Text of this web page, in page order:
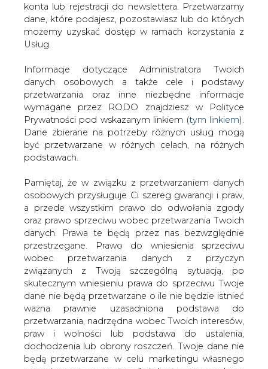
konta lub rejestracji do newslettera. Przetwarzamy
dane, które podajesz, pozostawiasz lub do których
możemy uzyskać dostęp w ramach korzystania z
Usług.
Informacje dotyczące Administratora Twoich
danych osobowych a także cele i podstawy
przetwarzania oraz inne niezbędne informacje
wymagane przez RODO znajdziesz w Polityce
Prywatności pod wskazanym linkiem (tym linkiem).
Dane zbierane na potrzeby różnych usług mogą
być przetwarzane w różnych celach, na różnych
podstawach.
Pamiętaj, że w związku z przetwarzaniem danych
osobowych przysługuje Ci szereg gwarancji i praw,
a przede wszystkim prawo do odwołania zgody
oraz prawo sprzeciwu wobec przetwarzania Twoich
danych. Prawa te będą przez nas bezwzględnie
przestrzegane. Prawo do wniesienia sprzeciwu
wobec przetwarzania danych z przyczyn
związanych z Twoją szczególną sytuacją, po
skutecznym wniesieniu prawa do sprzeciwu Twoje
dane nie będą przetwarzane o ile nie będzie istnieć
ważna prawnie uzasadniona podstawa do
przetwarzania, nadrzędna wobec Twoich interesów,
praw i wolności lub podstawa do ustalenia,
dochodzenia lub obrony roszczeń. Twoje dane nie
będą przetwarzane w celu marketingu własnego
Strona główna CIEPŁOWNICTWO
Bez chemii
trudno nawet o miliard złotych
2006-10-31 00:00
skomentuj
udostępnij:
Bez chemii trudno nawet o miliard
złotych
Skarb chce pogodzić inwestora z załogą
ZEC Bydgoszcz. Bez tej prywatyzacji
nici z 1 mld zł tegorocznych wpływów.
Ministerstwo Skarbu Państwa (MSP) chce, by
Elektrownie Szczytowo-Pompowe (ESP, spółka z grupy
Polskich Sieci Elektroenergetycznych), ponownie
negocjowały pakiet socjalny z załogą Zespołu
Elektrociepłowni Bydgoszcz (ZEC). Jeszcze miesiąc
temu MSP zapowiadało, że albo unieważni procedurę
prywatyzacji ZEC, albo narzuci pracownikom pakiet